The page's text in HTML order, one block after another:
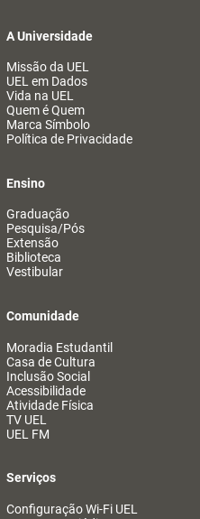
A Universidade
Missão da UEL
UEL em Dados
Vida na UEL
Quem é Quem
Marca Símbolo
Política de Privacidade
Ensino
Graduação
Pesquisa/Pós
Extensão
Biblioteca
Vestibular
Comunidade
Moradia Estudantil
Casa de Cultura
Inclusão Social
Acessibilidade
Atividade Física
TV UEL
UEL FM
Serviços
Configuração Wi-Fi UEL